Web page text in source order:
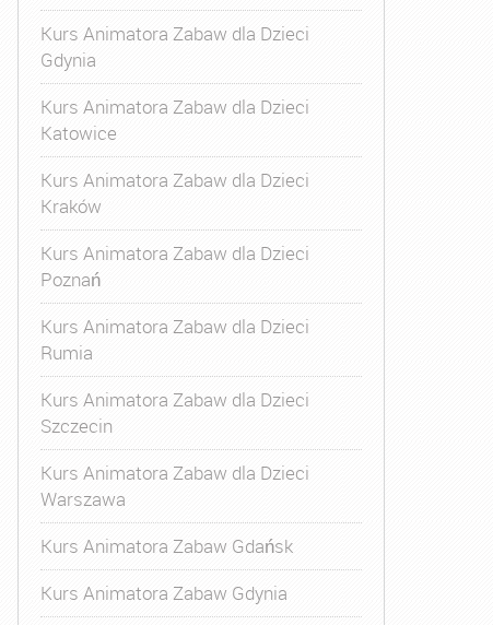
Kurs Animatora Zabaw dla Dzieci
Gdynia
Kurs Animatora Zabaw dla Dzieci
Katowice
Kurs Animatora Zabaw dla Dzieci
Kraków
Kurs Animatora Zabaw dla Dzieci
Poznań
Kurs Animatora Zabaw dla Dzieci
Rumia
Kurs Animatora Zabaw dla Dzieci
Szczecin
Kurs Animatora Zabaw dla Dzieci
Warszawa
Kurs Animatora Zabaw Gdańsk
Kurs Animatora Zabaw Gdynia